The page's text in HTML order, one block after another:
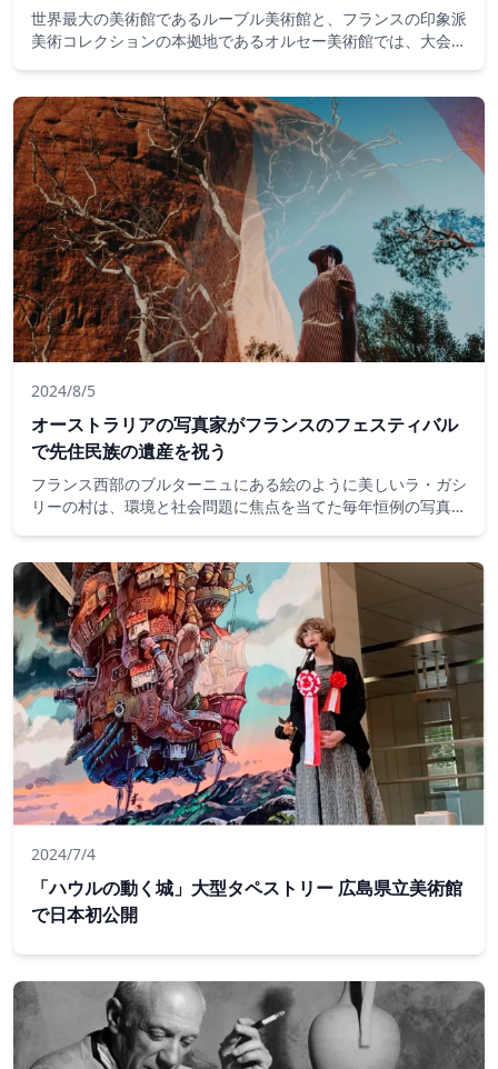
世界最大の美術館であるルーブル美術館と、フランスの印象派
美術コレクションの本拠地であるオルセー美術館では、大会中
の展示会が不足を補うことを望んでいます。
2024/8/5
オーストラリアの写真家がフランスのフェスティバル
で先住民族の遺産を祝う
フランス西部のブルターニュにある絵のように美しいラ・ガシ
リーの村は、環境と社会問題に焦点を当てた毎年恒例の写真祭
の遺産と彼女の故郷を守ることの重要性を共有することに熱心
なボビー・ロッキャーがいます。
2024/7/4
「ハウルの動く城」大型タペストリー 広島県立美術館
で日本初公開